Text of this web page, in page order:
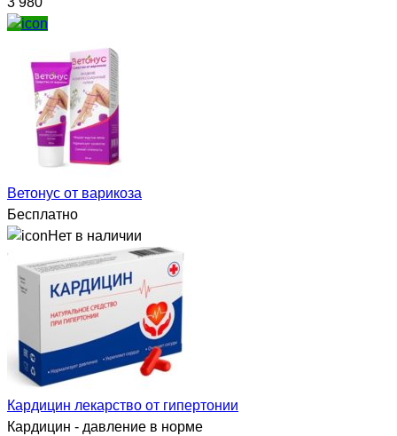
Ветонус от варикоза
Бесплатно
Нет в наличии
Кардицин лекарство от гипертонии
Кардицин - давление в норме